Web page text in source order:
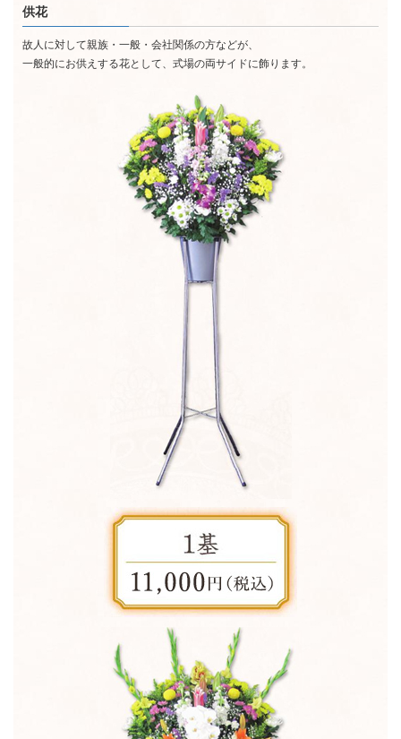
供花
故人に対して親族・一般・会社関係の方などが、
一般的にお供えする花として、式場の両サイドに飾ります。